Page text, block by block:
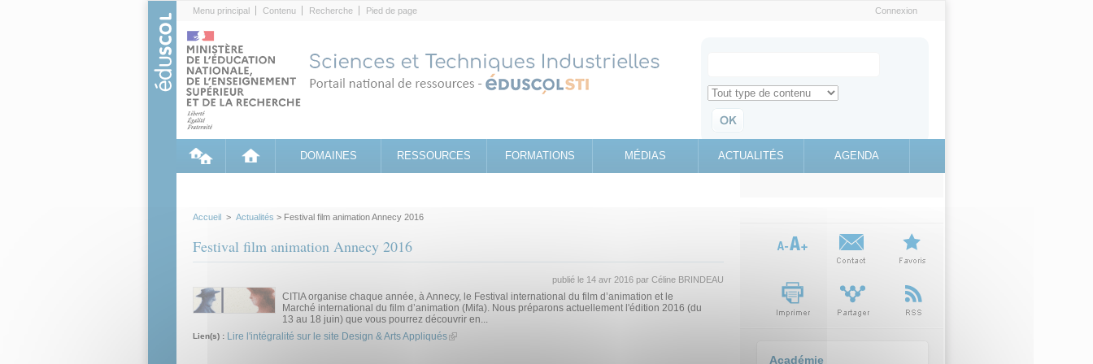
Menu principal Contenu Recherche Pied de page Connexion
Search for
Retrouvez toute l'information sur le site education.gouv.fr
DOMAINES RESSOURCES FORMATIONS MÉDIAS ACTUALITÉS AGENDA
Accueil > Actualités > Festival film animation Annecy 2016
Festival film animation Annecy 2016
publié le 14 avr 2016 par Céline BRINDEAU
CITIA organise chaque année, à Annecy, le Festival international du film d’animation et le
Marché international du film d’animation (Mifa). Nous préparons actuellement l'édition 2016 (du
13 au 18 juin) que vous pourrez découvrir en...
Lien(s) : Lire l'intégralité sur le site Design & Arts Appliqués(link is external)
Académie